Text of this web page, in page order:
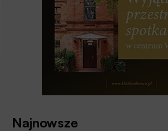
Najnowsze